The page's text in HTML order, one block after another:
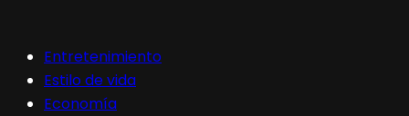
Entretenimiento
Estilo de vida
Economía